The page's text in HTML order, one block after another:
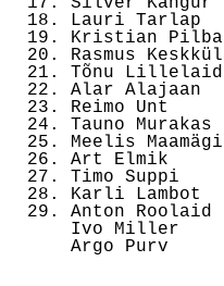
18. Lauri Tarlap
19. Kristian
20. Rasmus
21. Tõnu
22. Alar Alajaan
23. Reimo Unt
24. Tauno
25. Meelis
26. Art Elmik
27. Timo Suppi
28. Karli Lambot
29. Anton
Ivo Miller